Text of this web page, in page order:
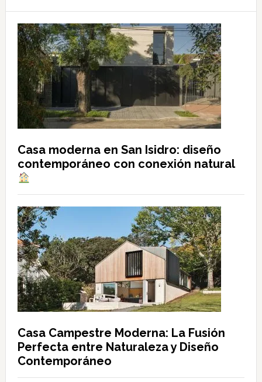
Casa moderna en San Isidro: diseño
contemporáneo con conexión natural
Casa Campestre Moderna: La Fusión
Perfecta entre Naturaleza y Diseño
Contemporáneo